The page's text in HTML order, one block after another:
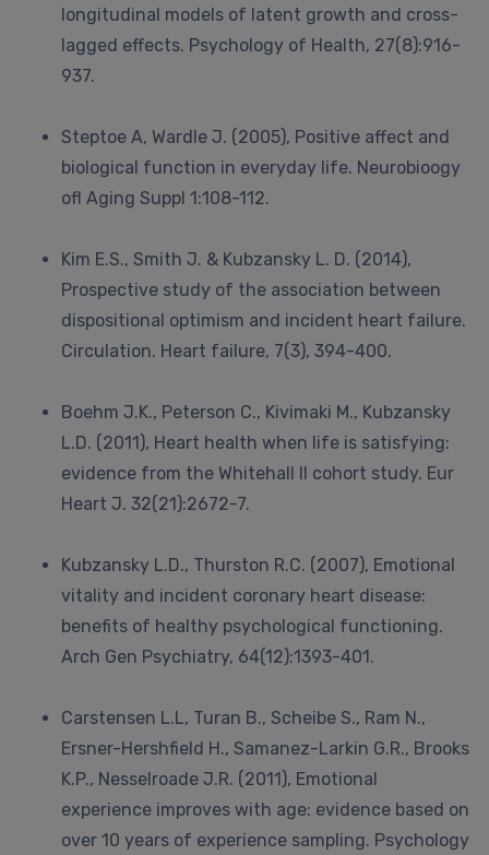
longitudinal models of latent growth and cross-
lagged effects. Psychology of Health, 27(8):916-
937.
Steptoe A, Wardle J. (2005), Positive affect and
biological function in everyday life. Neurobioogy
ofl Aging Suppl 1:108-112.
Kim E.S., Smith J. & Kubzansky L. D. (2014),
Prospective study of the association between
dispositional optimism and incident heart failure.
Circulation. Heart failure, 7(3), 394-400.
Boehm J.K., Peterson C., Kivimaki M., Kubzansky
L.D. (2011), Heart health when life is satisfying:
evidence from the Whitehall II cohort study. Eur
Heart J. 32(21):2672-7.
Kubzansky L.D., Thurston R.C. (2007), Emotional
vitality and incident coronary heart disease:
benefits of healthy psychological functioning.
Arch Gen Psychiatry, 64(12):1393-401.
Carstensen L.L, Turan B., Scheibe S., Ram N.,
Ersner-Hershfield H., Samanez-Larkin G.R., Brooks
K.P., Nesselroade J.R. (2011), Emotional
experience improves with age: evidence based on
over 10 years of experience sampling. Psychology